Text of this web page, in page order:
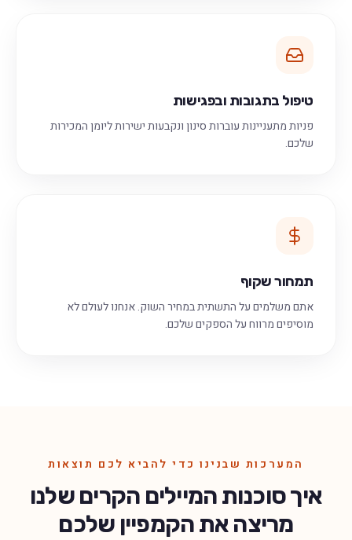
טיפול בתגובות ובפגישות
פניות מתעניינות עוברות סינון ונקבעות ישירות ליומן המכירות
שלכם.
תמחור שקוף
אתם משלמים על התשתית במחיר השוק. אנחנו לעולם לא
מוסיפים מרווח על הספקים שלכם.
המערכות שבנינו כדי להביא לכם תוצאות
איך סוכנות המיילים הקרים שלנו
מריצה את הקמפיין שלכם